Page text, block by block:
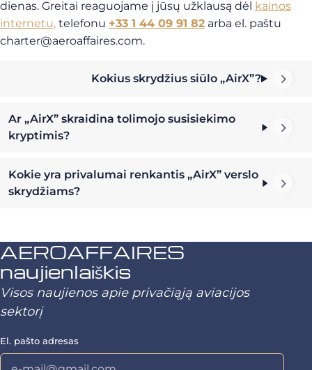
dienas. Greitai reaguojame į jūsų užklausą dėl kainos
internetu, telefonu +33 1 44 09 91 82 arba el. paštu
charter@aeroaffaires.com.
Kokius skrydžius siūlo „AirX”?
Ar „AirX” skraidina tolimojo susisiekimo
kryptimis?
Kokie yra privalumai renkantis „AirX” verslo
skrydžiams?
AEROAFFAIRES
naujienlaiškis
Visos naujienos apie privačiąją aviacijos
sektorį
El. pašto adresas